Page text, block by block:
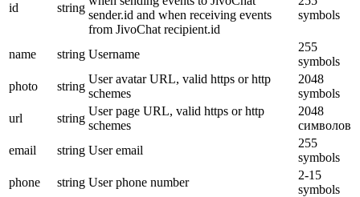
id string
sender.id and when receiving events
from JivoChat recipient.id
symbols
name string Username
255
symbols
photo
string
User avatar URL, valid https or http
schemes
2048
symbols
url
string
User page URL, valid https or http
schemes
2048
символов
email
string User email
255
symbols
phone
string User phone number
2-15
symbols